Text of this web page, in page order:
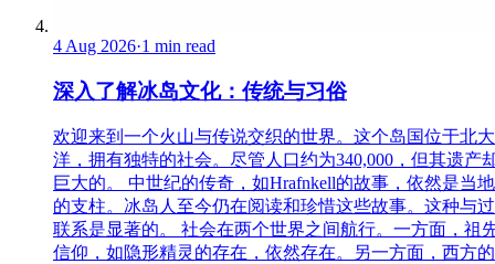
4 Aug 2026·1 min read
深入了解冰岛文化：传统与习俗
欢迎来到一个火山与传说交织的世界。这个岛国位于北
洋，拥有独特的社会。尽管人口约为340,000，但其遗产
巨大的。 中世纪的传奇，如Hrafnkell的故事，依然是当
的支柱。冰岛人至今仍在阅读和珍惜这些故事。这种与
联系是显著的。 社会在两个世界之间航行。一方面，祖
信仰，如隐形精灵的存在，依然存在。另一方面，西方